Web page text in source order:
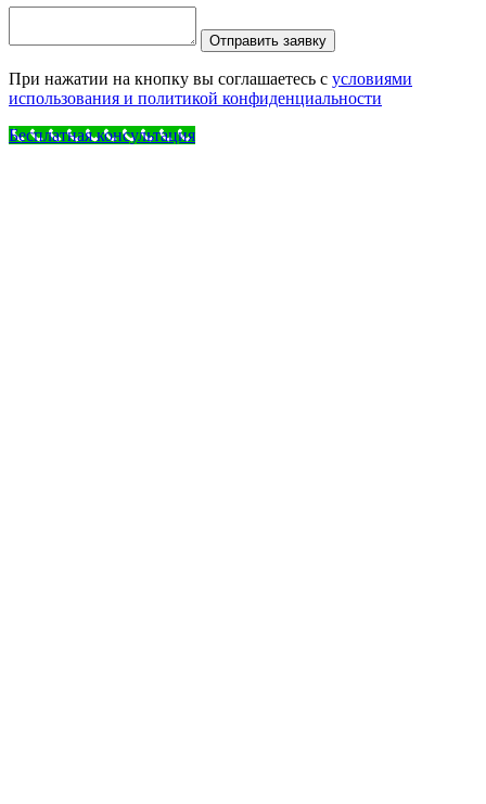
При нажатии на кнопку вы соглашаетесь с условиями
использования и политикой конфиденциальности
Бесплатная консультация